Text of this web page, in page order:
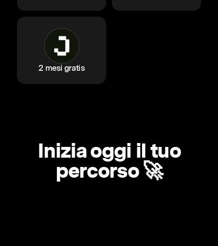
2 mesi gratis
Inizia oggi il tuo
percorso 🚀